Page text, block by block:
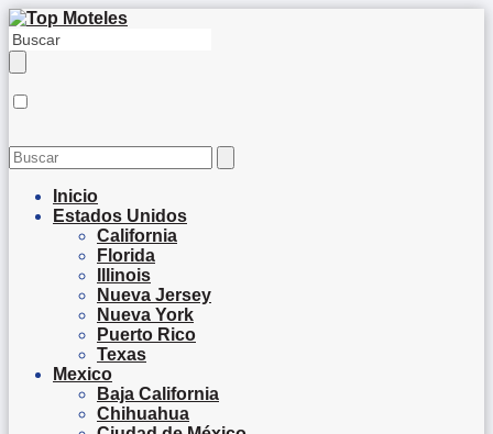
Inicio
Estados Unidos
California
Florida
Illinois
Nueva Jersey
Nueva York
Puerto Rico
Texas
Mexico
Baja California
Chihuahua